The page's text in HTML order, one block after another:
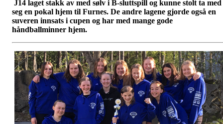
J14 laget stakk av med sølv i B-sluttspill og kunne stolt ta med
seg en pokal hjem til Furnes. De andre lagene gjorde også en
suveren innsats i cupen og har med mange gode
håndballminner hjem.